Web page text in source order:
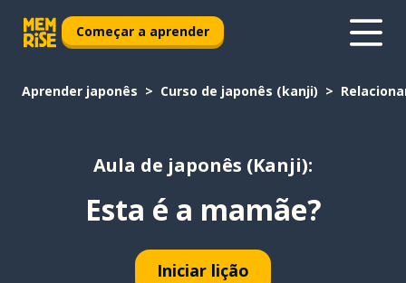
Começar a aprender
Aprender japonês Curso de japonês (kanji)
Aula de japonês (Kanji):
Esta é a mamãe?
Iniciar lição